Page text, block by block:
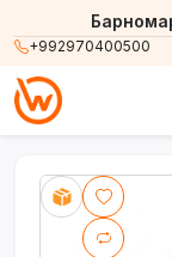
+992970400500